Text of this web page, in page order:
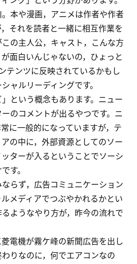
本や漫画，アニメは作者や作者
それを読者と一緒に相互作業を
の主人公，キャスト，こんな方
面白いんじゃないの，ひょっと
テンツに反映されているかもし
ャルリーディングです。
という概念もあります。ニュー
のコメントが出るやつです。ニ
に一般的になっていますが，テ
の中に，外部資源としてのソー
ターが入るということでソーシ
す。
らず，広告コミュニケーション
メディアでつぶやかれるかとい
ようなやり方が，昨今の流れで
電機が霧ケ峰の新聞広告を出し
りなのに，何でエアコンなの